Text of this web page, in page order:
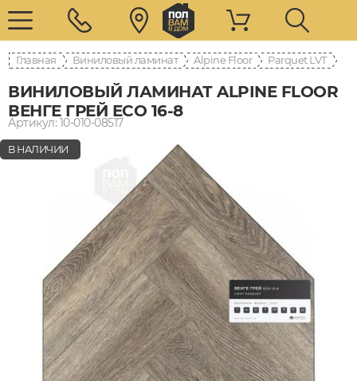
Главная Виниловый ламинат Alpine Floor Parquet LVT
ВИНИЛОВЫЙ ЛАМИНАТ ALPINE FLOOR
ВЕНГЕ ГРЕЙ ECO 16-8
Артикул: 10-010-08517
В НАЛИЧИИ